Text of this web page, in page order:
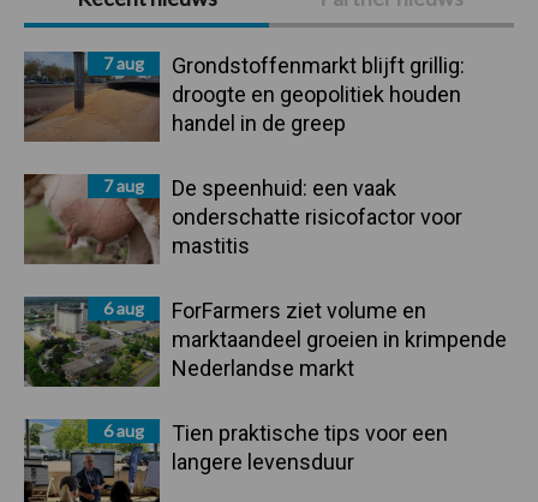
Sidebar
7 aug
Grondstoffenmarkt blijft grillig:
droogte en geopolitiek houden
handel in de greep
7 aug
De speenhuid: een vaak
onderschatte risicofactor voor
mastitis
6 aug
ForFarmers ziet volume en
marktaandeel groeien in krimpende
Nederlandse markt
6 aug
Tien praktische tips voor een
langere levensduur